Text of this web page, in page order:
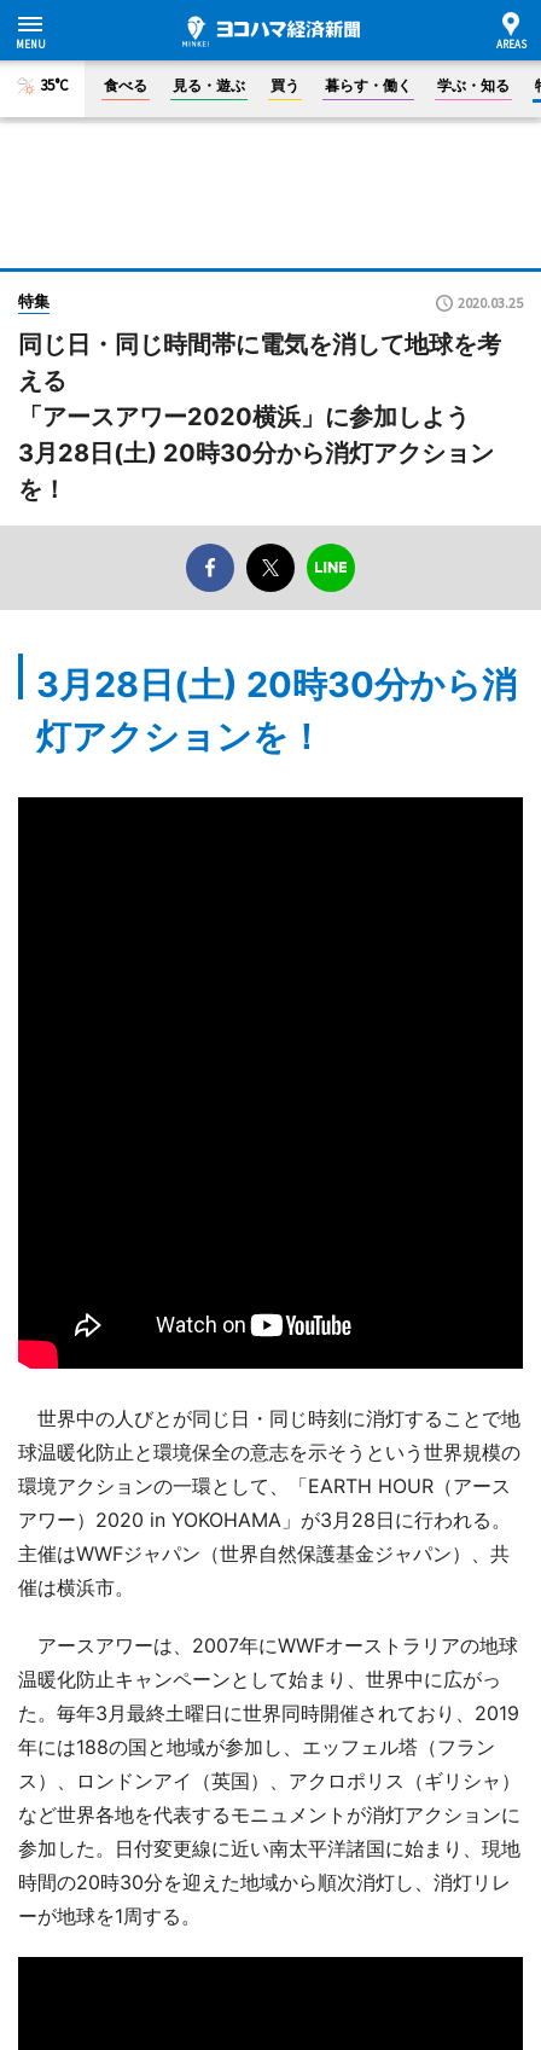
35°C 食べる 見る・遊ぶ 買う 暮らす・働く 学ぶ・知る
特集 2020.03.25
同じ日・同じ時間帯に電気を消して地球を考
える
「アースアワー2020横浜」に参加しよう
3月28日(土) 20時30分から消灯アクション
を！
3月28日(土) 20時30分から消
灯アクションを！
世界中の人びとが同じ日・同じ時刻に消灯することで地
球温暖化防止と環境保全の意志を示そうという世界規模の
環境アクションの一環として、「EARTH HOUR（アース
アワー）2020 in YOKOHAMA」が3月28日に行われる。
主催はWWFジャパン（世界自然保護基金ジャパン）、共
催は横浜市。
アースアワーは、2007年にWWFオーストラリアの地球
温暖化防止キャンペーンとして始まり、世界中に広がっ
た。毎年3月最終土曜日に世界同時開催されており、2019
年には188の国と地域が参加し、エッフェル塔（フラン
ス）、ロンドンアイ（英国）、アクロポリス（ギリシャ）
など世界各地を代表するモニュメントが消灯アクションに
参加した。日付変更線に近い南太平洋諸国に始まり、現地
時間の20時30分を迎えた地域から順次消灯し、消灯リレ
ーが地球を1周する。